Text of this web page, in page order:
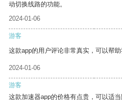
动切换线路的功能。
2024-01-06
游客
这款app的用户评论非常真实，可以帮助
2024-01-06
游客
这款加速器app的价格有点贵，可以适